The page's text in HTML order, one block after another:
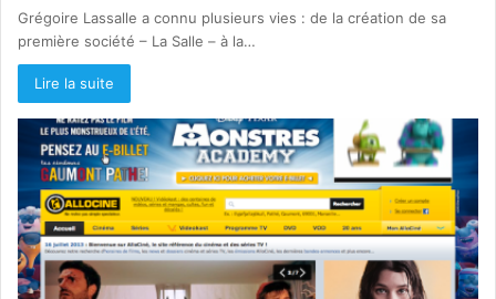
Grégoire Lassalle a connu plusieurs vies : de la création de sa
première société – La Salle – à la…
Lire la suite